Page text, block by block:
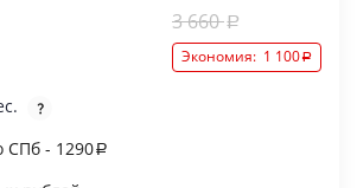
3 660
Экономия: 1 100
СПб - 1290